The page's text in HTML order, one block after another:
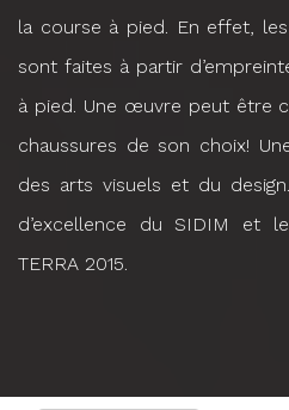
la course à pied. En effet,
sont faites à partir
à pied. Une œuvre peut être
chaussures de son choix!
des arts visuels et du
d’excellence du SIDIM et
TERRA 2015.